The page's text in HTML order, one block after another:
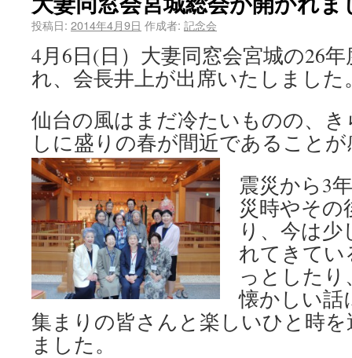
投稿日: 2014年4月9日 作成者: 記念会
4月6日(日）大妻同窓会宮城の26
れ、会長井上が出席いたしました
仙台の風はまだ冷たいものの、
しに盛りの春が間近であること
震災から3
災時やその
り、今は
れてきて
っとしたり
懐かしい話
集まりの皆さんと楽しいひと時
ました。